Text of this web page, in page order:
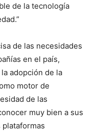
de la tecnología
de las necesidades
en el país,
adopción de la
motor de
de las
muy bien a sus